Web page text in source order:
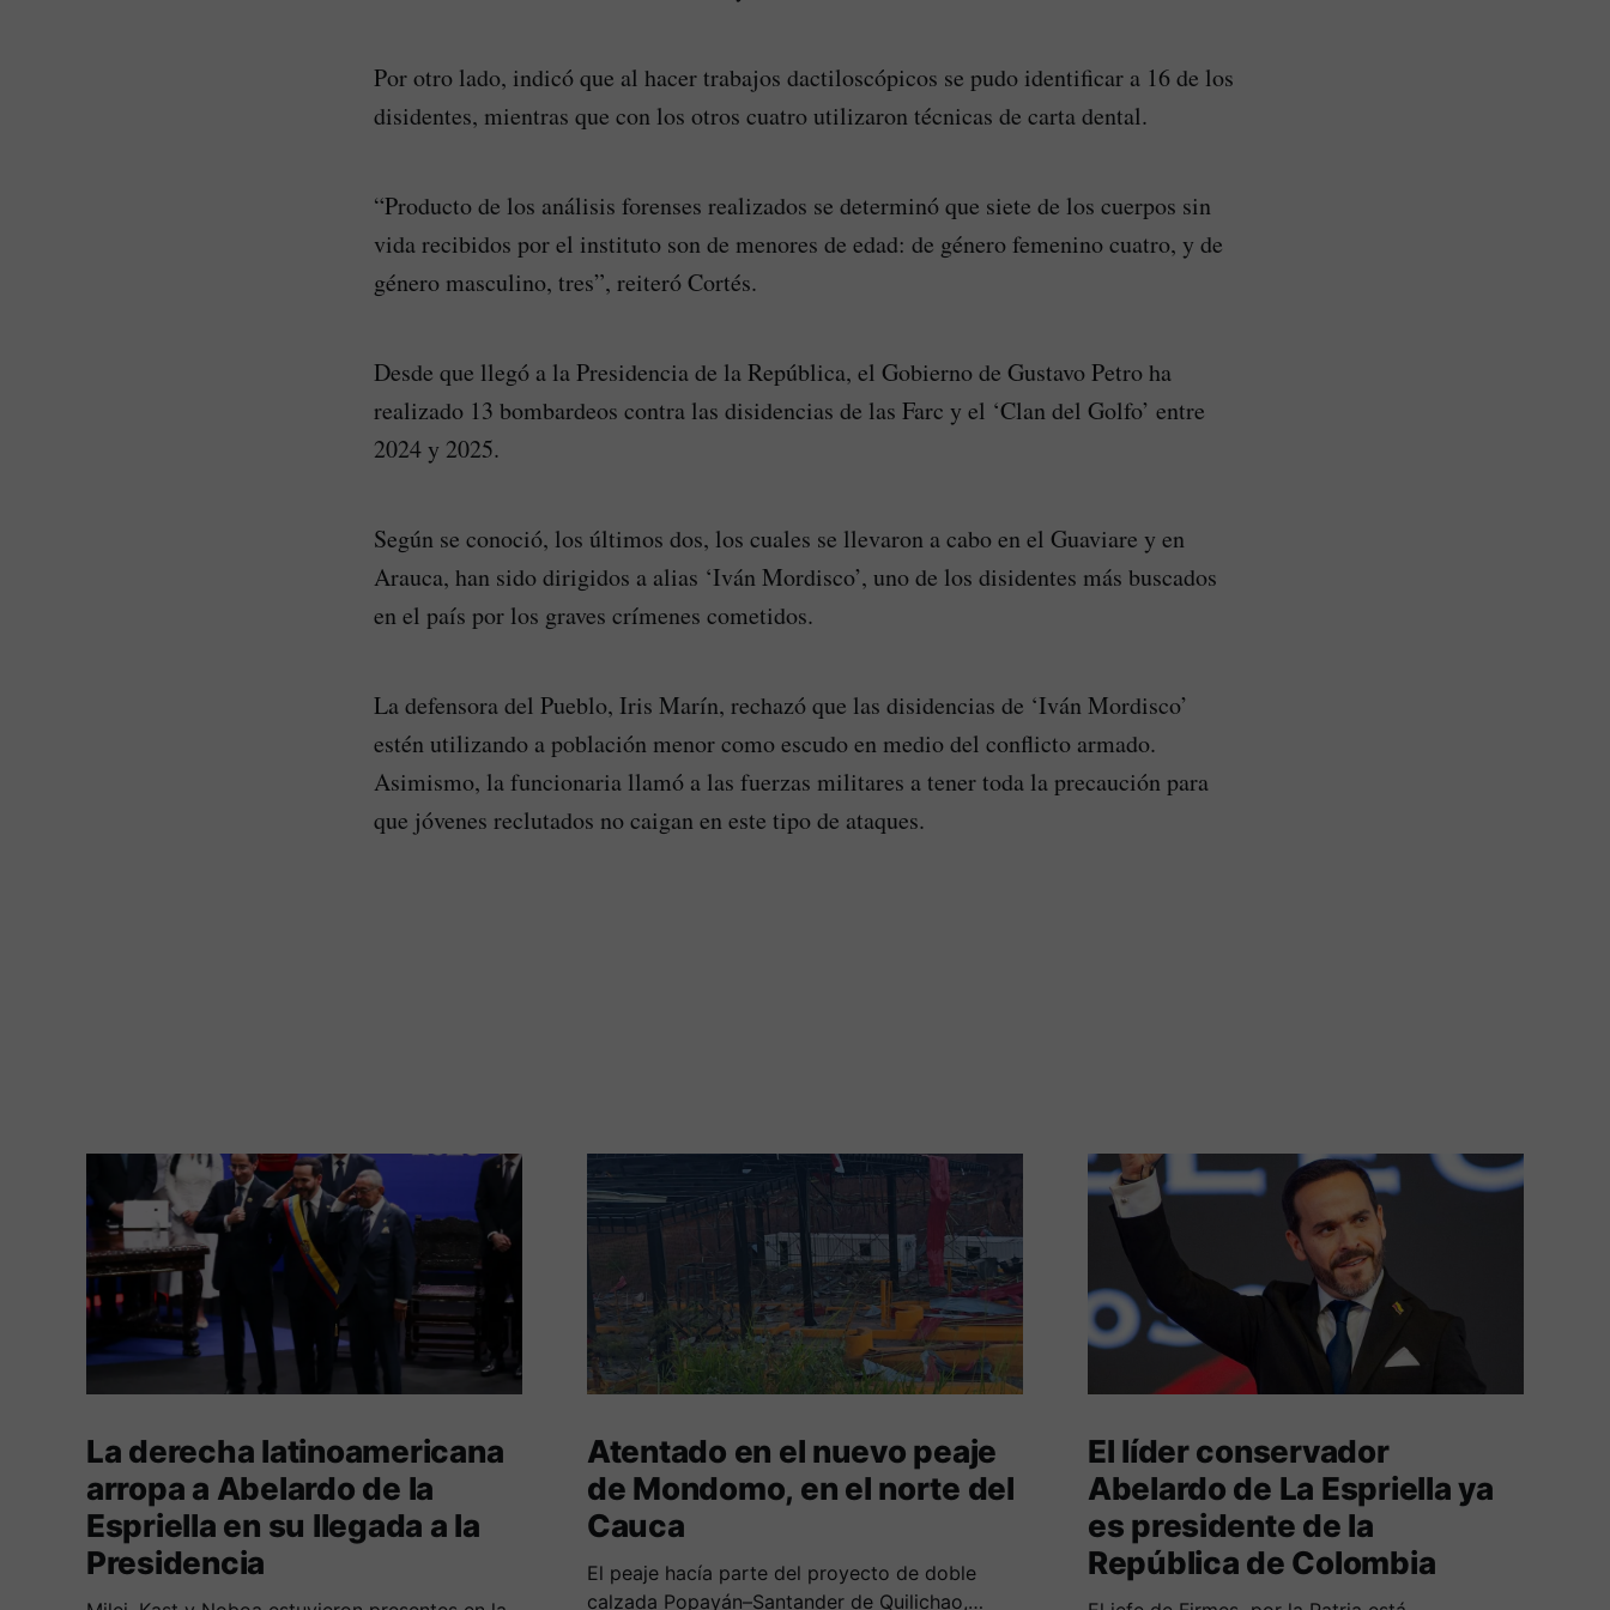
Por otro lado, indicó que al hacer trabajos dactiloscópicos se pudo identificar a 16 de los
disidentes, mientras que con los otros cuatro utilizaron técnicas de carta dental.
“Producto de los análisis forenses realizados se determinó que siete de los cuerpos sin
vida recibidos por el instituto son de menores de edad: de género femenino cuatro, y de
género masculino, tres”, reiteró Cortés.
Desde que llegó a la Presidencia de la República, el Gobierno de Gustavo Petro ha
realizado 13 bombardeos contra las disidencias de las Farc y el ‘Clan del Golfo’ entre
2024 y 2025.
Según se conoció, los últimos dos, los cuales se llevaron a cabo en el Guaviare y en
Arauca, han sido dirigidos a alias ‘Iván Mordisco’, uno de los disidentes más buscados
en el país por los graves crímenes cometidos.
La defensora del Pueblo, Iris Marín, rechazó que las disidencias de ‘Iván Mordisco’
estén utilizando a población menor como escudo en medio del conflicto armado.
Asimismo, la funcionaria llamó a las fuerzas militares a tener toda la precaución para
que jóvenes reclutados no caigan en este tipo de ataques.
La derecha latinoamericana
arropa a Abelardo de la
Espriella en su llegada a la
Presidencia
Atentado en el nuevo peaje
de Mondomo, en el norte del
Cauca
El peaje hacía parte del proyecto de doble
calzada Popayán–Santander de Quilichao,
El líder conservador
Abelardo de La Espriella ya
es presidente de la
República de Colombia